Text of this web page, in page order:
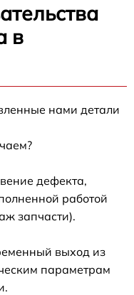
в
нами детали
дефекта,
работой
запчасти).
выход из
параметрам